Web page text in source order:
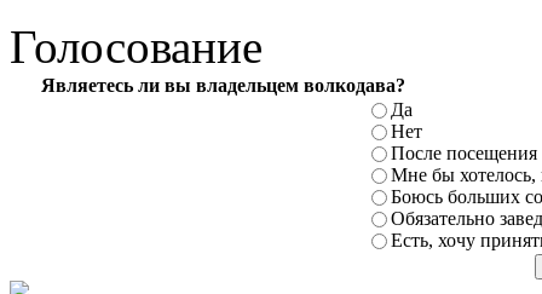
Голосование
Являетесь ли вы владельцем волкодава?
Да
Нет
После посещения
Мне бы
Боюсь больших
Обязательно
Есть, хочу